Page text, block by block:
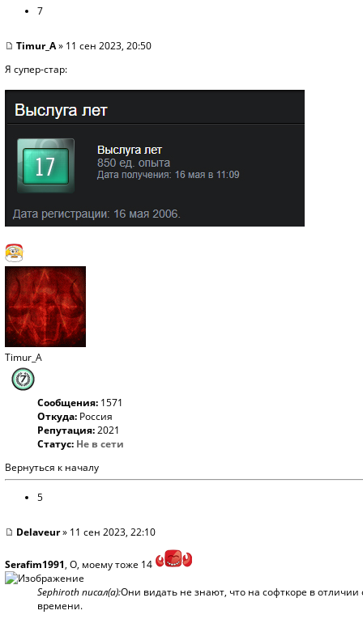
7
Timur_A» 11 сен 2023, 20:50
Я супер-стар:
Timur_A
Сообщения: 1571
Откуда: Россия
Репутация:2021
Статус: Не в сети
Вернуться к началу
5
Delaveur» 11 сен 2023, 22:10
Serafim1991, О, моему тоже 14
Sephiroth писал(а):Они видать не знают, что на софткоре в отличии
времени.